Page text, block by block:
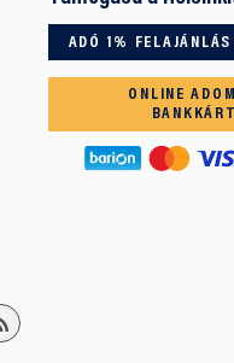
ADÓ 1% FELAJÁNLÁS
ONLINE